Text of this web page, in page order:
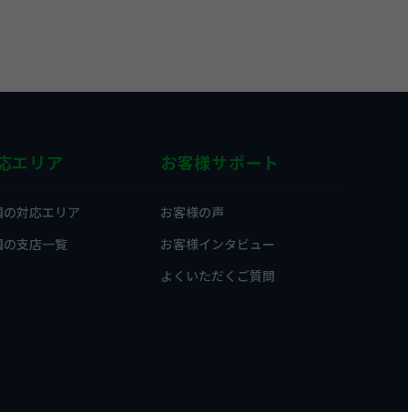
エリア
の対応エリア
の支店一覧
お客様サポート
お客様の声
お客様インタビュー
よくいただくご質問